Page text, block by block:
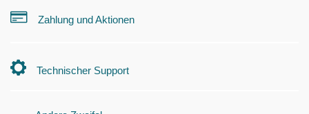
Zahlung und Aktionen
Technischer Support